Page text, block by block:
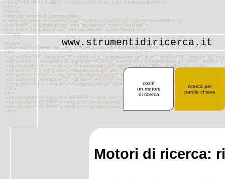
www.strumentidiricerca.it
cos'è
un motore
di ricerca
ricerca per
parole chiave
Motori di ricerca: